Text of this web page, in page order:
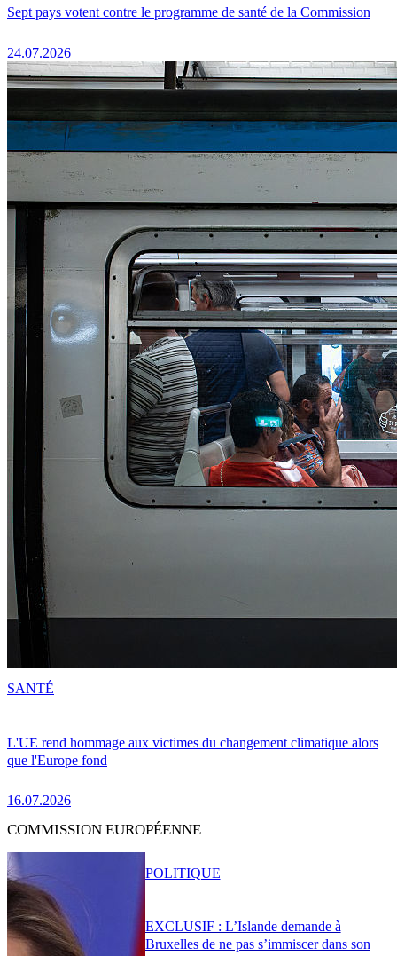
Sept pays votent contre le programme de santé de la Commission
24.07.2026
L'UE rend hommage aux victimes du changement climatique alors
que l'Europe fond
16.07.2026
SANTÉ
COMMISSION EUROPÉENNE
EXCLUSIF : L’Islande demande à
Bruxelles de ne pas s’immiscer dans son
POLITIQUE